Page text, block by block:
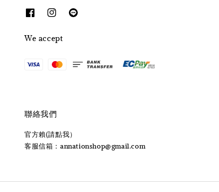
We accept
聯絡我們
官方賴(請點我）
客服信箱：annationshop@gmail.com